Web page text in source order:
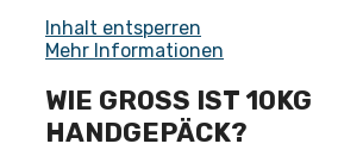
Inhalt entsperren
Mehr Informationen
WIE GROSS IST 10KG H
ANDGEPÄCK?